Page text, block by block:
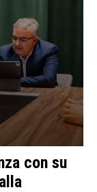
con su